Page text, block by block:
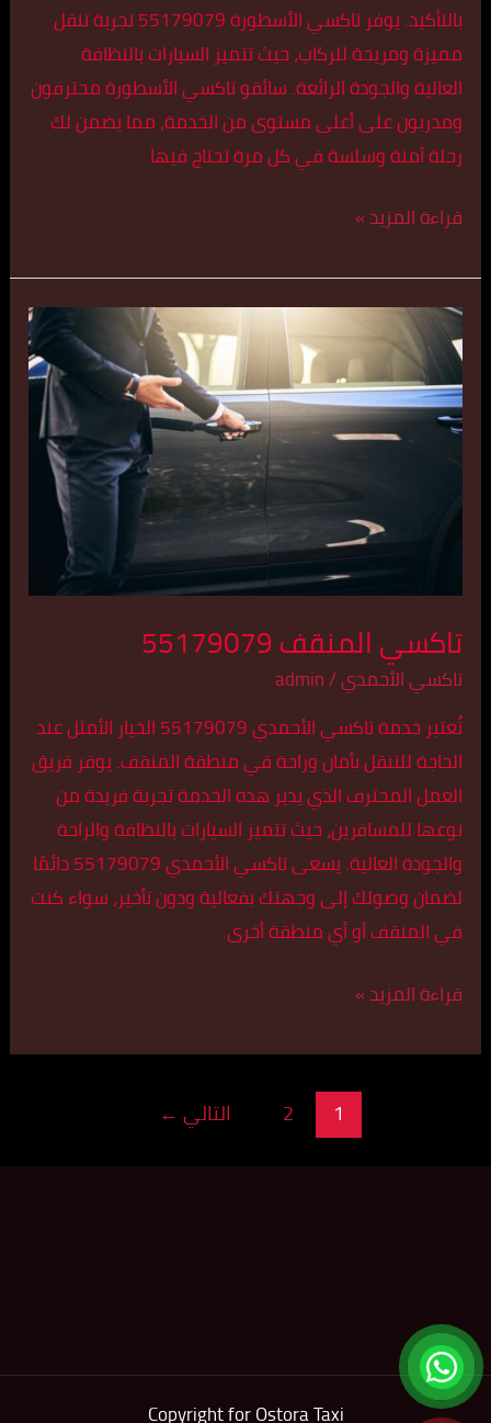
بالتأكيد. يوفر تاكسي الأسطورة 55179079 تجربة تنقل
مميزة ومريحة للركاب، حيث تتميز السيارات بالنظافة
العالية والجودة الرائعة. سائقو تاكسي الأسطورة محترفون
ومدربون على أعلى مستوى من الخدمة، مما يضمن لك
رحلة آمنة وسلسة في كل مرة تحتاج فيها
قراءة المزيد »
تاكسي المنقف 55179079
تاكسي الأحمدي/
admin
تُعتبر خدمة تاكسي الأحمدي 55179079 الخيار الأمثل عند
الحاجة للتنقل بأمان وراحة في منطقة المنقف. يوفر فريق
العمل المحترف الذي يدير هذه الخدمة تجربة فريدة من
نوعها للمسافرين، حيث تتميز السيارات بالنظافة والراحة
والجودة العالية. يسعى تاكسي الأحمدي 55179079 دائمًا
لضمان وصولك إلى وجهتك بفعالية ودون تأخير، سواء كنت
في المنقف أو أي منطقة أخرى.
تاكسي
المنقف
55179079
قراءة المزيد »
1
2 التالي ←
Copyright for Ostora Taxi